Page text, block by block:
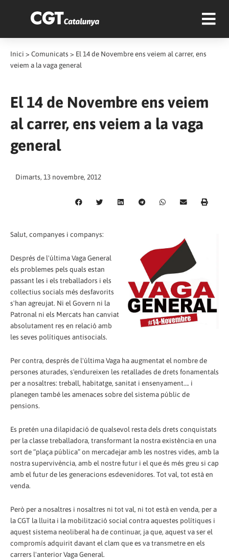
Inici > Comunicats > El 14 de Novembre ens veiem al carrer, ens
veiem a la vaga general
El 14 de Novembre ens veiem
al carrer, ens veiem a la vaga
general
Dimarts, 13 novembre, 2012
Salut, companyes i companys:
Després de l'última Vaga General
els problemes pels quals estan
passant les i els treballadors i els
col·lectius socials més desfavorits
s'han agreujat. Ni el Govern ni la
Patronal ni els Mercats han canviat
absolutament res en relació amb
les seves polítiques antisocials.
Per contra, després de l'última Vaga ha augmentat el nombre de
persones aturades, s'endureixen les retallades de drets fonamentals
per a nosaltres: treball, habitatge, sanitat i ensenyament…. i
planegen també les amenaces sobre del sistema públic de
pensions.
Es pretén una dilapidació de qualsevol resta dels drets conquistats
per la classe treballadora, transformant la nostra existència en una
sort de “plaça pública” on mercadejar amb les nostres vides, amb la
nostra supervivència, amb el nostre futur i el que és més greu si cap
amb el futur de les generacions esdevenidores. Tot val, tot està en
venda.
Però per a nosaltres i nosaltres ni tot val, ni tot està en venda, per a
la CGT la lluita i la mobilització social contra aquestes polítiques i
aquest sistema neoliberal ha de continuar, ja que, aquest va ser el
compromís adquirit davant el clam que es va transmetre en els
carrers l'anterior Vaga General.